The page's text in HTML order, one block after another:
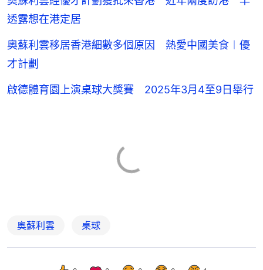
透露想在港定居
奧蘇利雲移居香港細數多個原因 熱愛中國美食︱優
才計劃
啟德體育園上演桌球大獎賽 2025年3月4至9日舉行
奧蘇利雲 桌球